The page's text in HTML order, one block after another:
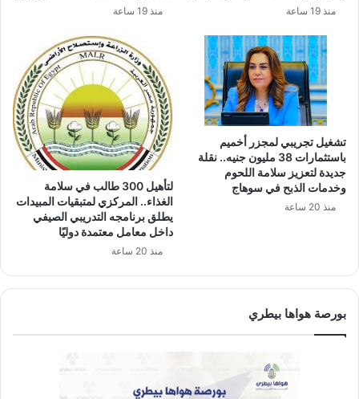
منذ 19 ساعة منذ 19 ساعة
تشغيل تجريبي لمجزر أخميم
باستثمارات 38 مليون جنيه.. نقلة
جديدة لتعزيز سلامة اللحوم
وخدمات الذبح في سوهاج
منذ 20 ساعة
لتأهيل 300 طالب في سلامة
الغذاء.. المركزي لمتبقيات المبيدات
يطلق برنامجه التدريبي الصيفي
داخل معامل معتمدة دوليًا
منذ 20 ساعة
بورصة هواها بيطري